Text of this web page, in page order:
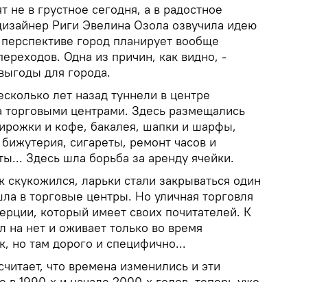
в грустное сегодня, а в радостное
Риги Эвелина Озола озвучила идею
город планирует вообще
Одна из причин, как видно, -
для города.
лет назад туннели в центре
торговыми центрами. Здесь размещались
и кофе, бакалея, шапки и шарфы,
сигареты, ремонт часов и
Здесь шла борьба за аренду ячейки.
ларьки стали закрываться один
в торговые центры. Но уличная торговля
который имеет своих почитателей. К
нет и оживает только во время
но там дорого и специфично...
что времена изменились и эти